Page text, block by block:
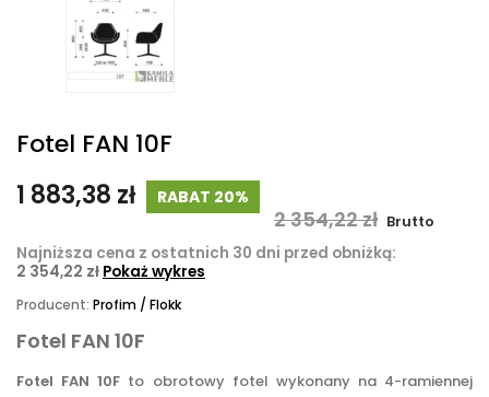
Fotel FAN 10F
1 883,38 zł
RABAT 20%
2 354,22 zł Brutto
Najniższa cena z ostatnich 30 dni przed obniżką:
2 354,22 zł Pokaż wykres
Producent: Profim / Flokk
Fotel FAN 10F
Fotel FAN 10F to obrotowy fotel wykonany na 4-ramiennej